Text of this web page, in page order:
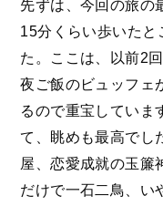
先ずは、今回の旅の
15分くらい歩いたと
た。ここは、以前2
夜ご飯のビュッフェ
るので重宝していま
て、眺めも最高でし
屋、恋愛成就の玉簾
だけで一石二鳥、い